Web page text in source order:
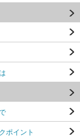
ポイント